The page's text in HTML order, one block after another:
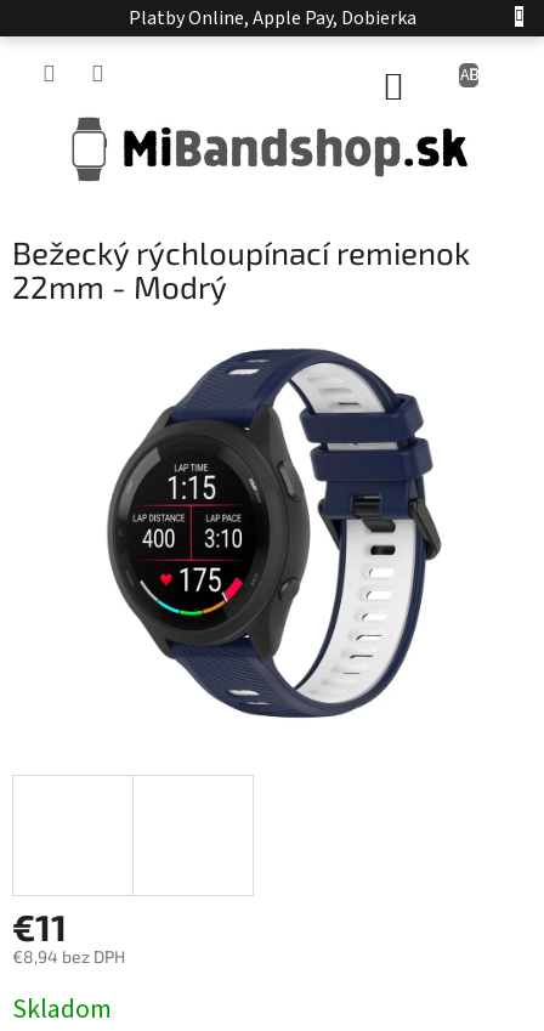
na
Platby Online, Apple Pay, Dobierka
NÁKUPNÝ
Bežecký rýchloupínací remienok
22mm - Modrý
€11
€8,94 bez DPH
cena:
Skladom